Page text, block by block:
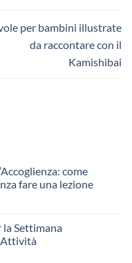
per bambini illustrate
da raccontare con il
Kamishibai
come
fare una lezione
Settimana
Attività